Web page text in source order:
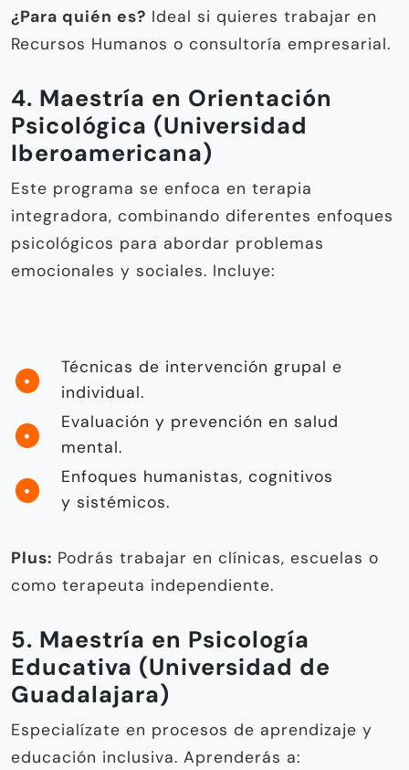
¿Para quién es? Ideal si quieres trabajar en
Recursos Humanos o consultoría empresarial.
4. Maestría en Orientación
Psicológica (Universidad
Iberoamericana)
Este programa se enfoca en terapia
integradora, combinando diferentes enfoques
psicológicos para abordar problemas
emocionales y sociales. Incluye:
Técnicas de intervención grupal e
individual.
Evaluación y prevención en salud
mental.
Enfoques humanistas, cognitivos
y sistémicos.
Plus: Podrás trabajar en clínicas, escuelas o
como terapeuta independiente.
5. Maestría en Psicología
Educativa (Universidad de
Guadalajara)
Especialízate en procesos de aprendizaje y
educación inclusiva. Aprenderás a: